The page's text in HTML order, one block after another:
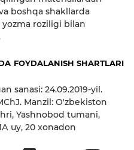
boshqa shakllarda
roziligi bilan
FOYDALANISH SHARTLARI
sanasi: 24.09.2019-yil.
Manzil: O'zbekiston
Yashnobod tumani,
uy, 20 xonadon